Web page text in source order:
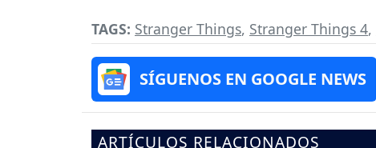
TAGS: Stranger Things, Stranger Things 4,
SÍGUENOS EN GOOGLE NEWS
ARTÍCULOS RELACIONADOS